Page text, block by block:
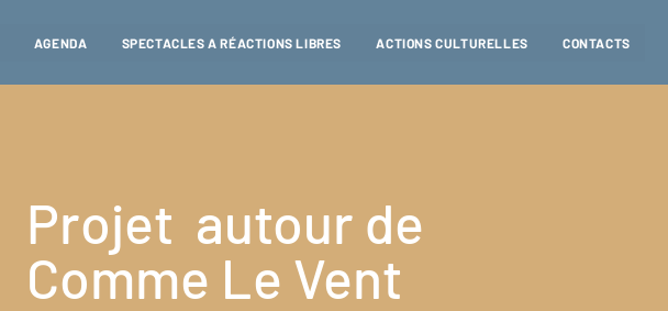
AGENDA SPECTACLES A RÉACTIONS LIBRES ACTIONS CULTURELLES CONTACTS
Projet autour de
Comme Le Vent